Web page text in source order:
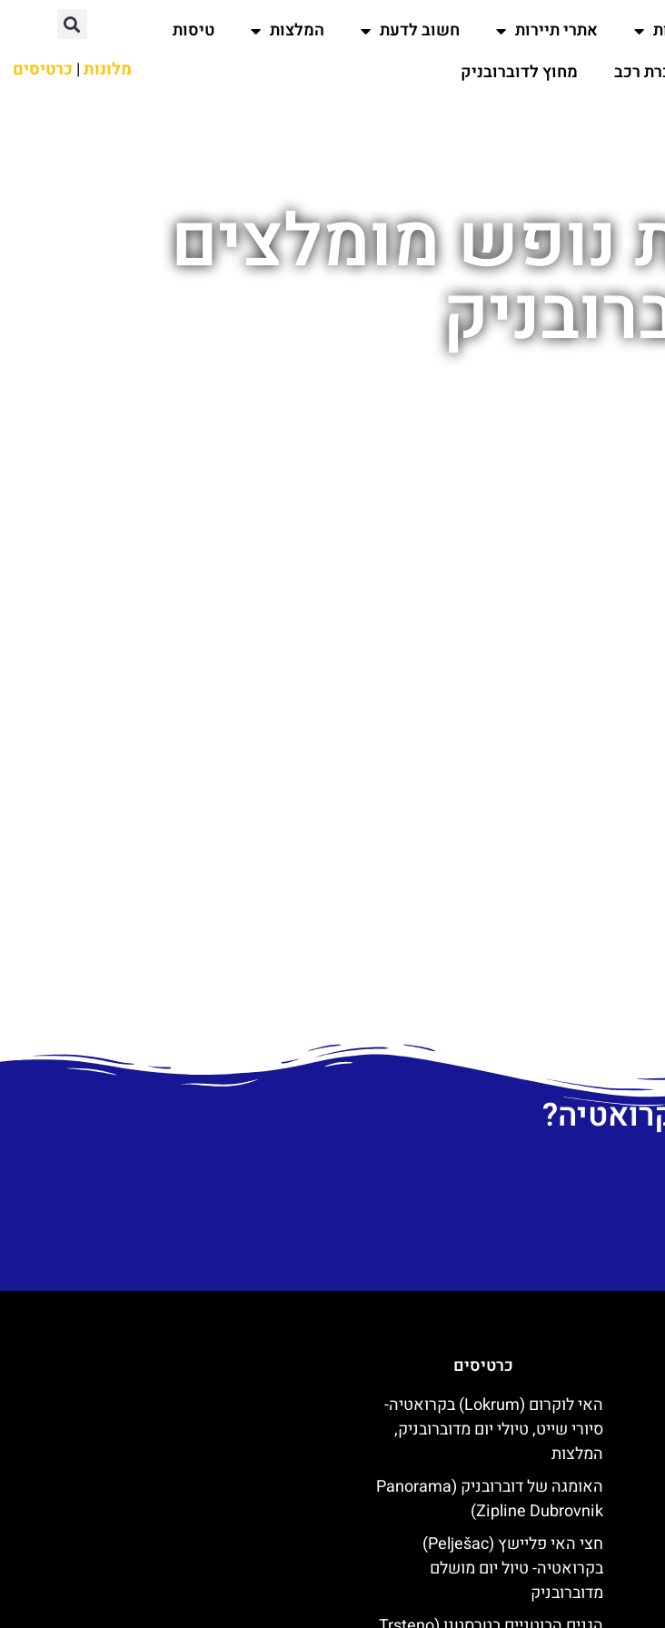
אתרי תיירות חשוב לדעת המלצות
טיסות
רכב
מחוץ לדוברובניק מלונות| כרטיסים
נופש מומלצים
כרטיסים
האי לוקרום (Lokrum) בקרואטיה-
סיורי שייט, טיולי יום מדוברובניק,
המלצות
האומגה של דוברובניק (Panorama
Zipline Dubrovnik)
חצי האי פליישץ (Pelješac)
בקרואטיה- טיול יום מושלם
מדוברובניק